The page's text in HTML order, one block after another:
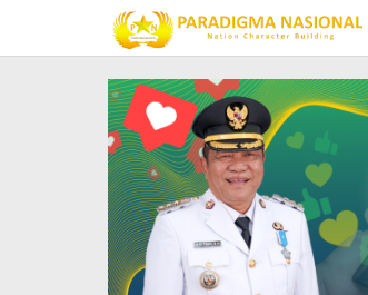
konten